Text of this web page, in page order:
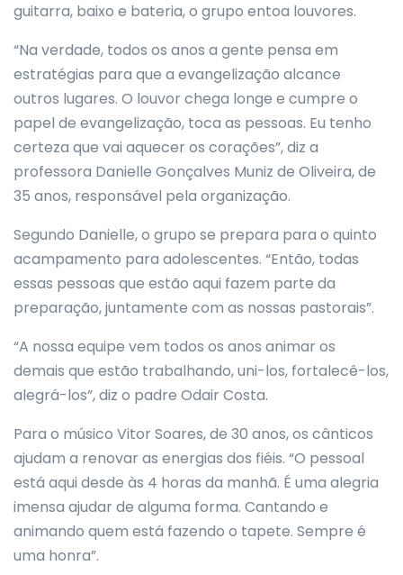
guitarra, baixo e bateria, o grupo entoa louvores.
“Na verdade, todos os anos a gente pensa em
estratégias para que a evangelização alcance
outros lugares. O louvor chega longe e cumpre o
papel de evangelização, toca as pessoas. Eu tenho
certeza que vai aquecer os corações”, diz a
professora Danielle Gonçalves Muniz de Oliveira, de
35 anos, responsável pela organização.
Segundo Danielle, o grupo se prepara para o quinto
acampamento para adolescentes. “Então, todas
essas pessoas que estão aqui fazem parte da
preparação, juntamente com as nossas pastorais”.
“A nossa equipe vem todos os anos animar os
demais que estão trabalhando, uni-los, fortalecê-los,
alegrá-los”, diz o padre Odair Costa.
Para o músico Vitor Soares, de 30 anos, os cânticos
ajudam a renovar as energias dos fiéis. “O pessoal
está aqui desde às 4 horas da manhã. É uma alegria
imensa ajudar de alguma forma. Cantando e
animando quem está fazendo o tapete. Sempre é
uma honra”.